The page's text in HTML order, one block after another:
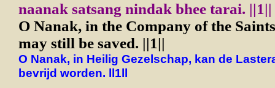
naanak satsang nindak bhee tarai. ||1||
O Nanak, in the Company of the
may still be saved. ||1||
O Nanak, in Heilig Gezelschap, kan de
bevrijd worden. ll1ll